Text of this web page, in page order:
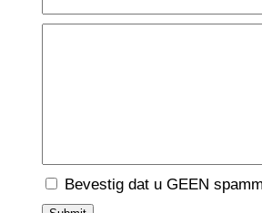
Bevestig dat u GEEN